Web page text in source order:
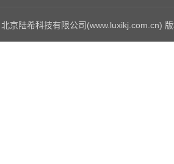
京陆希科技有限公司(www.luxikj.com.cn)